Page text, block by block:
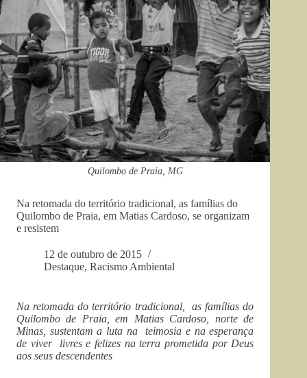
Quilombo de Praia, MG
Na retomada do território tradicional, as famílias do
Quilombo de Praia, em Matias Cardoso, se organizam
e resistem
12 de outubro de 2015
Destaque, Racismo Ambiental
Na retomada do território tradicional, as famílias do
Quilombo de Praia, em Matias Cardoso, norte de
Minas, sustentam a luta na teimosia e na esperança
de viver livres e felizes na terra prometida por Deus
aos seus descendentes